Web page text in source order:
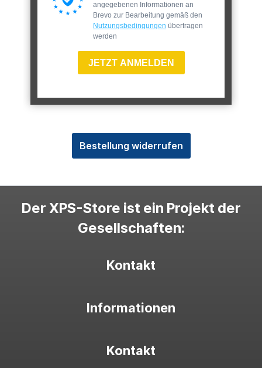
angegebenen Informationen an
Brevo zur Bearbeitung gemäß den
Nutzungsbedingungen übertragen
werden
JETZT ANMELDEN
Bestellung widerrufen
Der XPS-Store ist ein Projekt der
Gesellschaften:
Kontakt
Informationen
Kontakt